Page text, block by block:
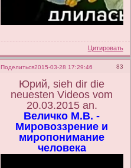
Цитировать
Поделиться 83
2015-03-28 17:29:46
Юрий, sieh dir die
neuesten Videos vom
20.03.2015 an.
Величко М.В. -
Мировоззрение и
миропонимание
человека